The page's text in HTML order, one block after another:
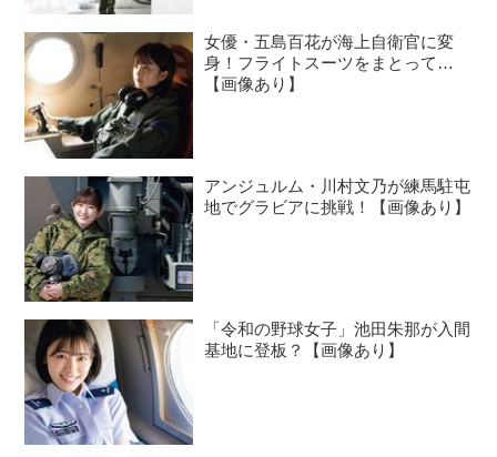
女優・五島百花が海上自衛官に変
身！フライトスーツをまとって…
【画像あり】
アンジュルム・川村文乃が練馬駐屯
地でグラビアに挑戦！【画像あり】
「令和の野球女子」池田朱那が入間
基地に登板？【画像あり】